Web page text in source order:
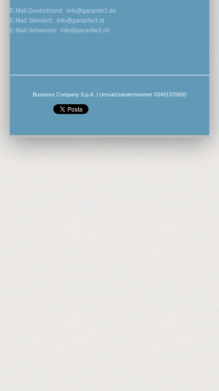
E-Mail Deutschland: info@garantie3.de
E-Mail Sterreich: info@garantie3.at
E-Mail Schweizer: info@garantie3.ch
Business Company S.p.A. | Umsatzsteuernummer 03491370650